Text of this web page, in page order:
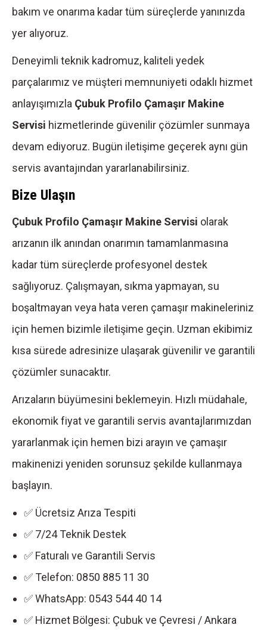
bakım ve onarıma kadar tüm süreçlerde yanınızda
yer alıyoruz.
Deneyimli teknik kadromuz, kaliteli yedek
parçalarımız ve müşteri memnuniyeti odaklı hizmet
anlayışımızla Çubuk Profilo Çamaşır Makine
Servisi hizmetlerinde güvenilir çözümler sunmaya
devam ediyoruz. Bugün iletişime geçerek aynı gün
servis avantajından yararlanabilirsiniz.
Bize Ulaşın
Çubuk Profilo Çamaşır Makine Servisi olarak
arızanın ilk anından onarımın tamamlanmasına
kadar tüm süreçlerde profesyonel destek
sağlıyoruz. Çalışmayan, sıkma yapmayan, su
boşaltmayan veya hata veren çamaşır makineleriniz
için hemen bizimle iletişime geçin. Uzman ekibimiz
kısa sürede adresinize ulaşarak güvenilir ve garantili
çözümler sunacaktır.
Arızaların büyümesini beklemeyin. Hızlı müdahale,
ekonomik fiyat ve garantili servis avantajlarımızdan
yararlanmak için hemen bizi arayın ve çamaşır
makinenizi yeniden sorunsuz şekilde kullanmaya
başlayın.
✅ Ücretsiz Arıza Tespiti
✅ 7/24 Teknik Destek
✅ Faturalı ve Garantili Servis
✅ Telefon: 0850 885 11 30
✅ WhatsApp: 0543 544 40 14
✅ Hizmet Bölgesi: Çubuk ve Çevresi / Ankara